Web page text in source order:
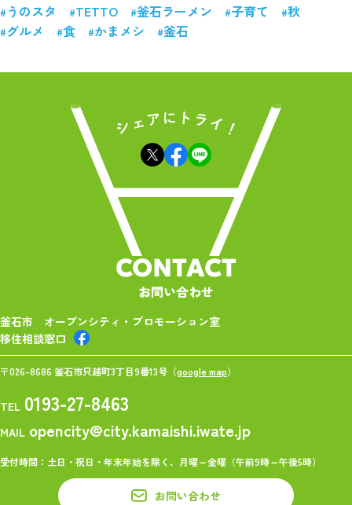
うのスタ
TETTO 釜石ラーメン 子育て
秋
グルメ
食 かまメシ 釜石
CONTACT
お問い合わせ
釜石市 オープンシティ・プロモーション室
移住相談窓口
〒026-8686 釜石市只越町3丁目9番13号（google map）
TEL 0193-27-8463
MAIL opencity@city.kamaishi.iwate.jp
受付時間：土日・祝日・年末年始を除く、月曜～金曜（午前9時～午後5時）
お問い合わせ